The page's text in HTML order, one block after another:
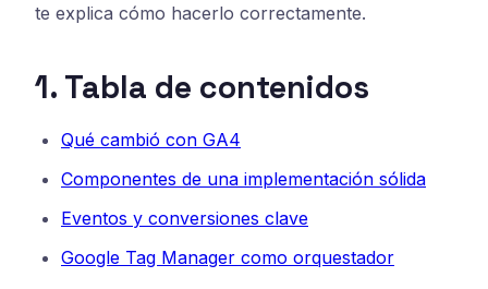
te explica cómo hacerlo correctamente.
1. Tabla de contenidos
Qué cambió con GA4
Componentes de una implementación sólida
Eventos y conversiones clave
Google Tag Manager como orquestador